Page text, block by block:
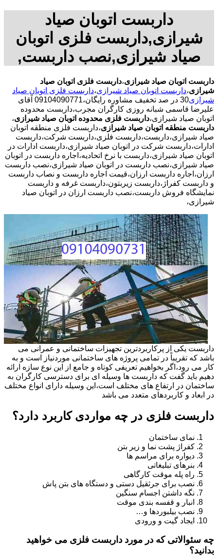
داربست اتوبان صیاد
شیرازی,داربست فلزی اتوبان
صیاد شیرازی,نصب داربست,
داربست اتوبان صیاد شیرازی،داربست فلزی اتوبان صیاد
شیرازی،داربست اتوبان صیاد شیرازی،داربست فلزی اتوبان صیاد
شیرازی
30 در صد تخفیف مشاوره رایگان،09104090771 آقای
علیرضا قاسمی شبانه روزی کارگران مجرب،داربست محدوده
اتوبان صیاد شیرازی،داربست فلزی محدوده اتوبان صیاد شیرازی،
داربست منطقه اتوبان صیاد شیرازی،داربست فلزی منطقه اتوبان
صیاد شیرازی،داربست،داربست فلزی،داربست شرکت،داربست
ادارات،داربست شرکت در اتوبان صیاد شیرازی،داربست ادارات در
اتوبان صیاد شیرازی،داربست با نرخ اتحادیه،اجاره داربست در اتوبان
صیاد شیرازی،نصب داربست در اتوبان صیاد شیرازی،نصب داربست
ارزان،اجاره داربست ارزان،قیمت اجاره داربست و نصاب داربست
و داربست کفراژ،داربست زیربتون،داربست غرفه و داربست
نمایشگاه فروش داربست،نصب داربست ارزان در اتوبان صیاد
شیرازی،
داربست یکی از پرکاربردترین تجهیزات ساختمانی و عمرانی می
باشد که تقریباً در تمامی پروژه های ساختمانی موردنیاز است و به
کار می رود،اگر بخواهیم تعریفی کوتاه و جامع از این نوع سازه ارائه
دهیم باید گفت که داربست ها وسیله ای برای دسترسی کارگران به
ساختمان در ارتفاع های مختلف است،این وسیله دارای انواع مختلف
در ابعاد و کاربردهای متعدد می باشد
داربست فلزی در چه مواردی کاربرد دارد؟
نمای ساختمان
کفراژ پشت نما و زیر بتن
دیواره برای مراسم ها
بنرهای تبلیغاتی
راه پله موقت کارگاهی
نصب برای جرثقیل دستی و دستگاه های بتن پاش
نگه داشتن اجسام سنگین
انبار و قفسه بندی موقت
نصب بیلبوردها و…
ایجاد گیت و ورودی
چه سئوالاتی که در مورد داربست فلزی می خواهید
بدانید؟